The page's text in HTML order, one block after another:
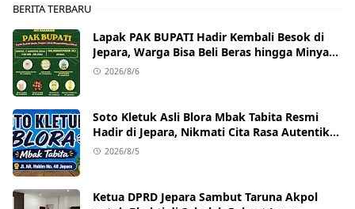
BERITA TERBARU
Lapak PAK BUPATI Hadir Kembali Besok di
Jepara, Warga Bisa Beli Beras hingga Minyak
Goreng dengan Harga Terjangkau
2026/8/6
Soto Kletuk Asli Blora Mbak Tabita Resmi
Hadir di Jepara, Nikmati Cita Rasa Autentik
Mulai Rp10 Ribu
2026/8/5
Ketua DPRD Jepara Sambut Taruna Akpol